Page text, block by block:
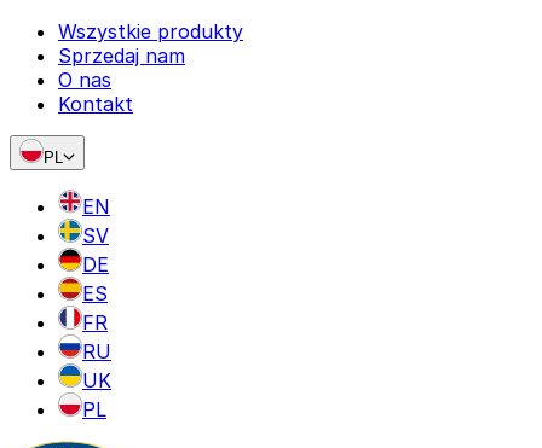
Wszystkie produkty
Sprzedaj nam
O nas
Kontakt
PL
EN
SV
DE
ES
FR
RU
UK
PL